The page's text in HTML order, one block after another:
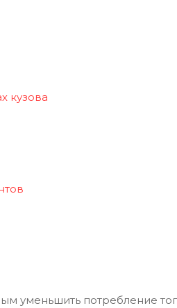
кузова
уменьшить потребление